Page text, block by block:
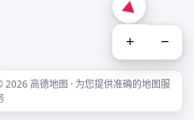
+ −
2026 高德地图 · 为您提供准确的地图服